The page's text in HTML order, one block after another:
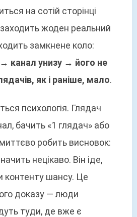
на сотій сторінці
жоден реальний
замкнене коло:
канал унизу → його не
як і раніше, мало.
психологія. Глядач
бачить «1 глядач» або
миттєво робить висновок:
нецікаво. Він іде,
контенту шансу. Це
доказу — люди
туди, де вже є